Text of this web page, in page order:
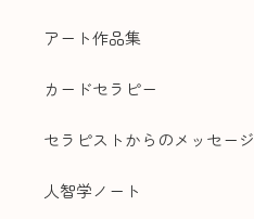
アート作品集
カードセラピー
セラピストからのメッセージ
人智学ノート